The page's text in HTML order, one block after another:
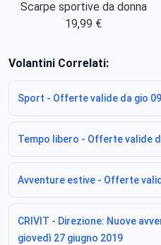
Scarpe sportive da donna
19,99 €
Volantini Correlati:
Sport - Offerte valide da gio
Tempo libero - Offerte valide
Avventure estive - Offerte
CRIVIT - Direzione: Nuove
giovedì 27 giugno 2019